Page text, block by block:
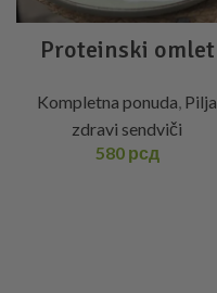
Proteinski omlet
Kompletna ponuda Pilja
zdravi sendviči
580 рсд